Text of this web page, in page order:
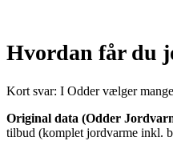
Hvordan får du
Kort svar: I Odder vælger
Original data (Odder
tilbud (komplet jordvarme inkl.